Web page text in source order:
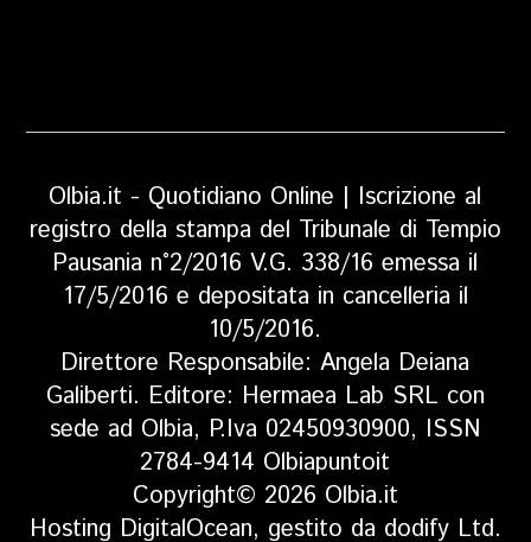
Olbia.it - Quotidiano Online | Iscrizione al
registro della stampa del Tribunale di Tempio
Pausania n°2/2016 V.G. 338/16 emessa il
17/5/2016 e depositata in cancelleria il
10/5/2016.
Direttore Responsabile: Angela Deiana
Galiberti. Editore: Hermaea Lab SRL con
sede ad Olbia, P.Iva 02450930900, ISSN
2784-9414 Olbiapuntoit
Copyright© 2026 Olbia.it
Hosting DigitalOcean, gestito da dodify Ltd.